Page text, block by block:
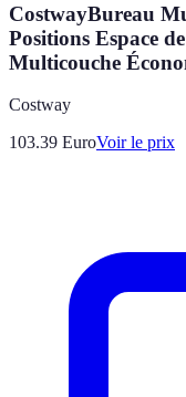
CostwayBureau
Positions Espace
Multicouche
Costway
103.39 EuroVoir le prix